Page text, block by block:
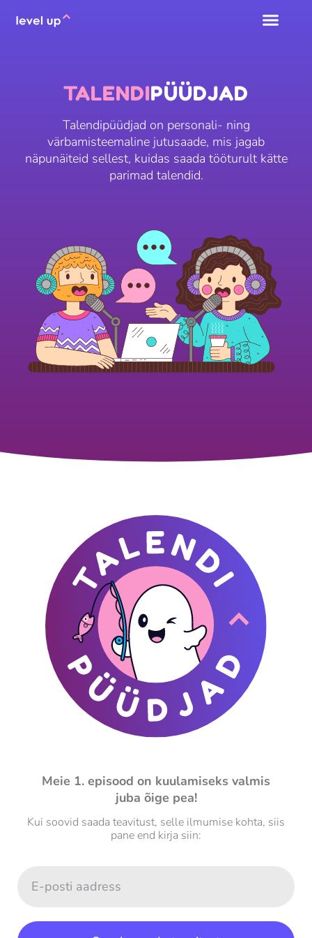
TALENDIPÜÜDJAD
Talendipüüdjad on personali- ning
värbamisteemaline jutusaade, mis jagab
näpunäiteid sellest, kuidas saada tööturult kätte
parimad talendid.
Meie 1. episood on kuulamiseks valmis
juba õige pea!
Kui soovid saada teavitust, selle ilmumise kohta, siis
pane end kirja siin: